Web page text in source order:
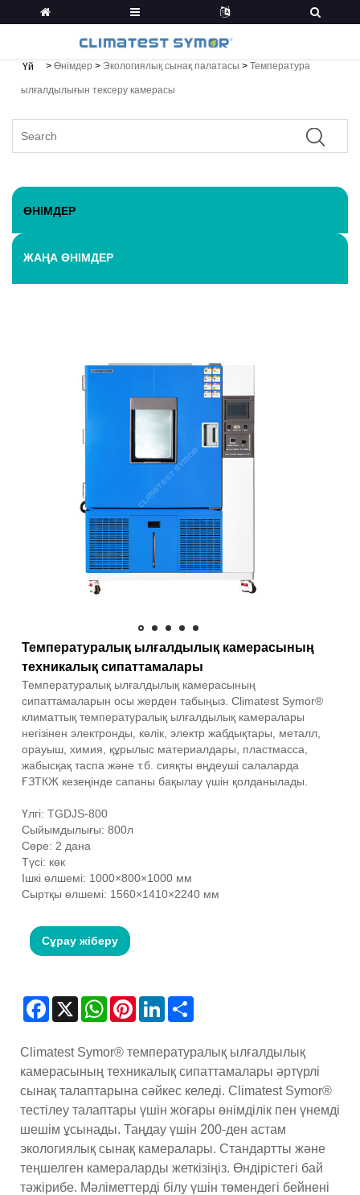
Үй > Өнімдер > Экологиялық сынақ палатасы > Температура
ылғалдылығын тексеру камерасы
ӨНІМДЕР
ЖАҢА ӨНІМДЕР
Температуралық ылғалдылық камерасының
техникалық сипаттамалары
Температуралық ылғалдылық камерасының
сипаттамаларын осы жерден табыңыз. Climatest Symor®
климаттық температуралық ылғалдылық камералары
негізінен электронды, көлік, электр жабдықтары, металл,
орауыш, химия, құрылыс материалдары, пластмасса,
жабысқақ таспа және т.б. сияқты өңдеуші салаларда
ҒЗТКЖ кезеңінде сапаны бақылау үшін қолданылады.
Үлгі: TGDJS-800
Сыйымдылығы: 800л
Сөре: 2 дана
Түсі: көк
Ішкі өлшемі: 1000×800×1000 мм
Сыртқы өлшемі: 1560×1410×2240 мм
Сұрау жіберу
Facebook
X WhatsAppPinterestLinkedIn
Climatest Symor® температуралық ылғалдылық
камерасының техникалық сипаттамалары әртүрлі
сынақ талаптарына сәйкес келеді. Climatest Symor®
тестілеу талаптары үшін жоғары өнімділік пен үнемді
шешім ұсынады. Таңдау үшін 200-ден астам
экологиялық сынақ камералары. Стандартты және
теңшелген камераларды жеткізіңіз. Өндірістегі бай
тәжірибе. Мәліметтерді білу үшін төмендегі бейнені